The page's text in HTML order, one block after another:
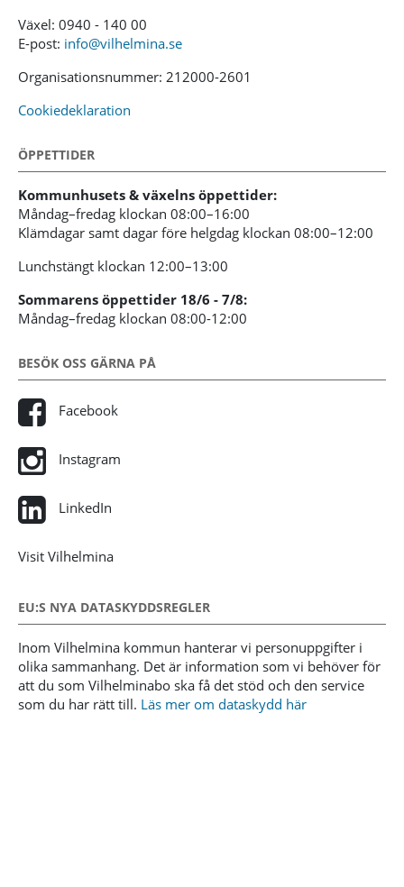
Växel: 0940 - 140 00
E-post: info@vilhelmina.se
Organisationsnummer: 212000-2601
Cookiedeklaration
ÖPPETTIDER
Kommunhusets & växelns öppettider:
Måndag–fredag klockan 08:00–16:00
Klämdagar samt dagar före helgdag klockan 08:00–12:00
Lunchstängt klockan 12:00–13:00
Sommarens öppettider 18/6 - 7/8:
Måndag–fredag klockan 08:00-12:00
BESÖK OSS GÄRNA PÅ
Facebook
Instagram
LinkedIn
Visit Vilhelmina
EU:S NYA DATASKYDDSREGLER
Inom Vilhelmina kommun hanterar vi personuppgifter i
olika sammanhang. Det är information som vi behöver för
att du som Vilhelminabo ska få det stöd och den service
som du har rätt till. Läs mer om dataskydd här